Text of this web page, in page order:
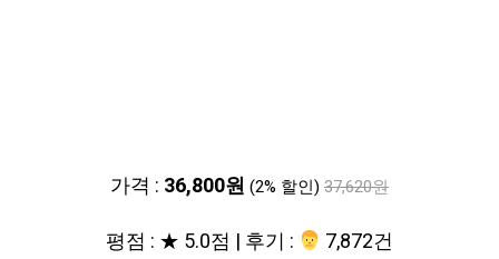
가격 : 36,800원 (2% 할인) 37,620원
평점 : ★ 5.0점 | 후기 : ‍‍ 7,872건